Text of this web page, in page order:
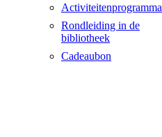
Activiteitenprogramma
Rondleiding in de
bibliotheek
Cadeaubon